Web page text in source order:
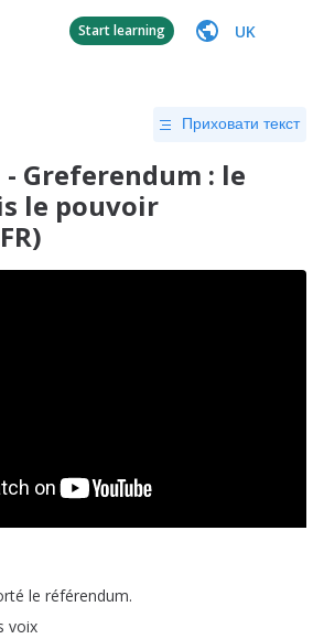
Start learning UK
Приховати текст
- Greferendum : le
le pouvoir
le référendum.
voix